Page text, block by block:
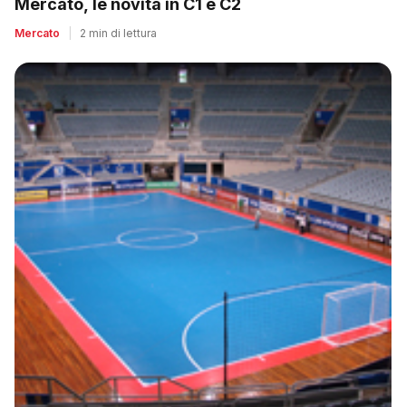
Mercato, le novità in C1 e C2
Mercato 2 min di lettura